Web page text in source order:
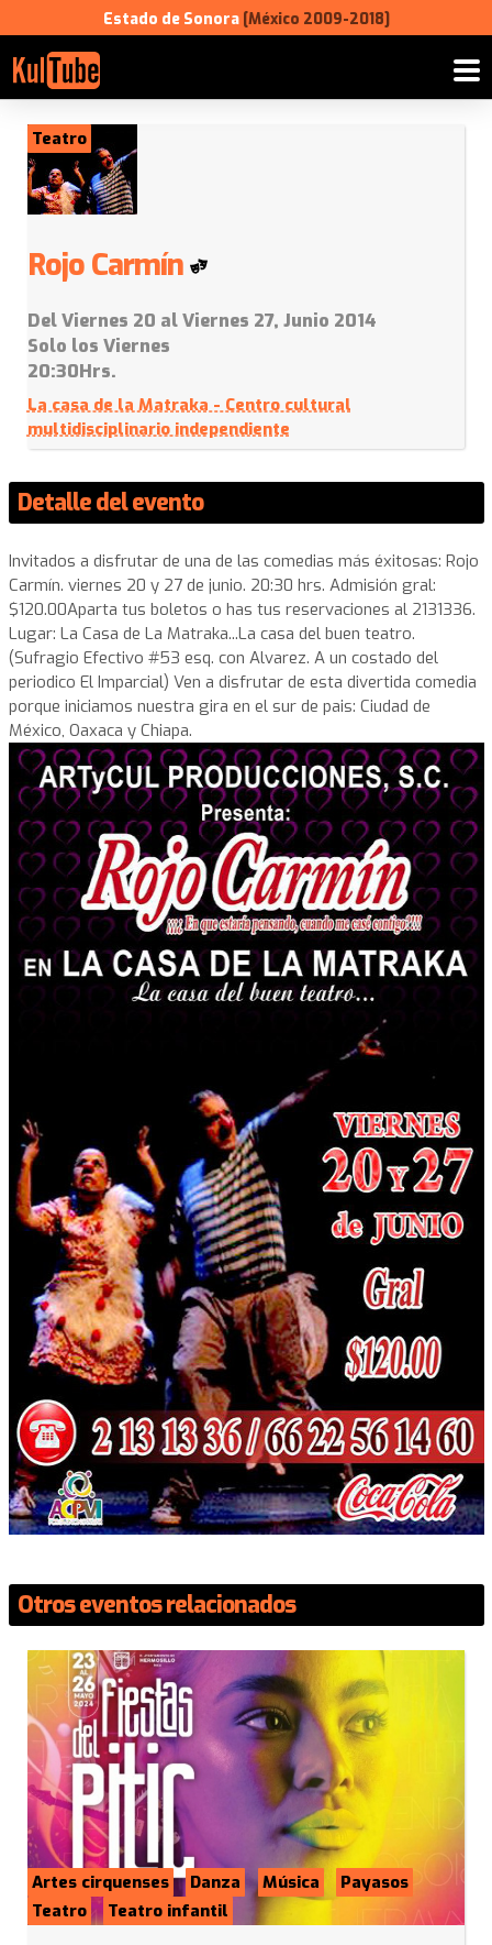
Estado de Sonora [México 2009-2018]
Teatro
Rojo Carmín
Del Viernes 20 al Viernes 27, Junio 2014
Solo los Viernes
20:30Hrs.
La casa de la Matraka - Centro cultural
multidisciplinario independiente
Detalle del evento
Invitados a disfrutar de una de las comedias más éxitosas: Rojo
Carmín. viernes 20 y 27 de junio. 20:30 hrs. Admisión gral:
$120.00Aparta tus boletos o has tus reservaciones al 2131336.
Lugar: La Casa de La Matraka...La casa del buen teatro.
(Sufragio Efectivo #53 esq. con Alvarez. A un costado del
periodico El Imparcial) Ven a disfrutar de esta divertida comedia
porque iniciamos nuestra gira en el sur de pais: Ciudad de
México, Oaxaca y Chiapa.
Otros eventos relacionados
Artes cirquenses Danza Música
Payasos
Teatro
Teatro infantil